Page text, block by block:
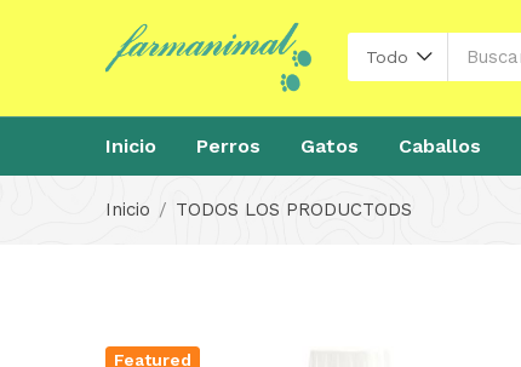
Todo
Inicio Perros Gatos Caballos
Inicio TODOS LOS PRODUCTODS
Featured